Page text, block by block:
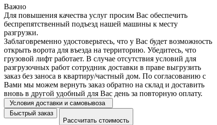
Важно
Для повышения качества услуг просим Вас обеспечить
беспрепятственный подъезд нашей машины к месту
разгрузки.
Заблаговременно удостоверьтесь, что у Вас будет возможность
открыть ворота для въезда на территорию. Убедитесь, что
грузовой лифт работает. В случае отсутствия условий для
разгрузочных работ сотрудник доставки в праве выгрузить
заказ без заноса в квартиру/частный дом. По согласованию с
Вами мы можем вернуть заказ обратно на склад и доставить
вновь в другой удобный для Вас день за повторную оплату.
Условия доставки и самовывоза
Быстрый заказ
Рассчитать стоимость